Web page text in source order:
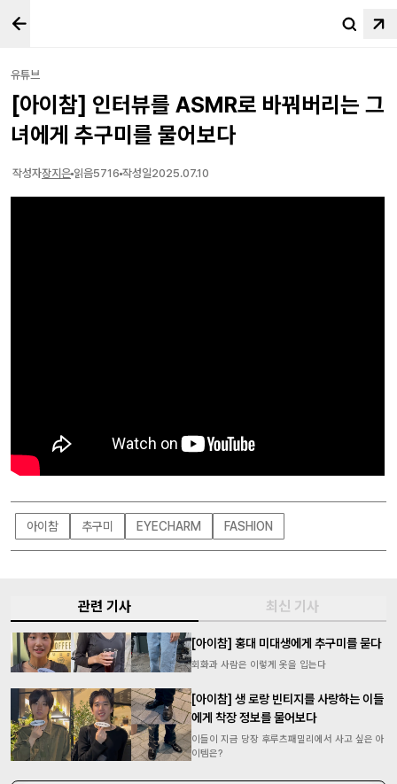
유튜브
[아이참] 인터뷰를 ASMR로 바꿔버리는 그
녀에게 추구미를 물어보다
작성자장지은 읽음5716 작성일2025.07.10
아이참 추구미 EYECHARM FASHION
관련 기사 최신 기사
[아이참] 홍대 미대생에게 추구미를 묻다
회화과 사람은 이렇게 옷을 입는다
[아이참] 생 로랑 빈티지를 사랑하는 이들
에게 착장 정보를 물어보다
이들이 지금 당장 후루츠패밀리에서 사고 싶은 아
이템은?